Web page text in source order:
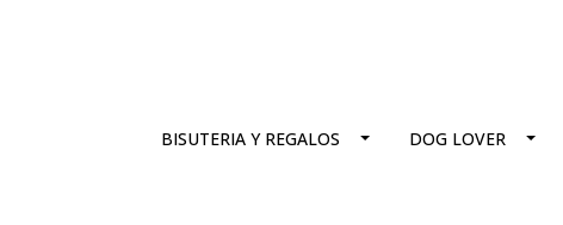
BISUTERIA Y REGALOS DOG LOVER